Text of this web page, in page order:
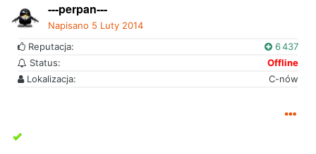
---perpan---
Napisano 5 Luty 2014
Reputacja:
6 437
Status:
Offline
Lokalizacja:
C-nów